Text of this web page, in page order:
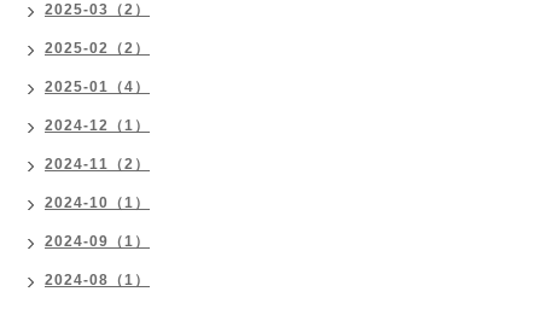
2025-03（2）
2025-02（2）
2025-01（4）
2024-12（1）
2024-11（2）
2024-10（1）
2024-09（1）
2024-08（1）